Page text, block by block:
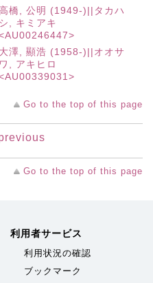
橋, 公明 (1949-)||タカハ
シ, キミアキ
大澤, 顯浩 (1958-)||オオサ
ワ, アキヒロ
Go to the top of this page
Go to the top of this page
利用者サービス
利用状況の確認
ブックマーク